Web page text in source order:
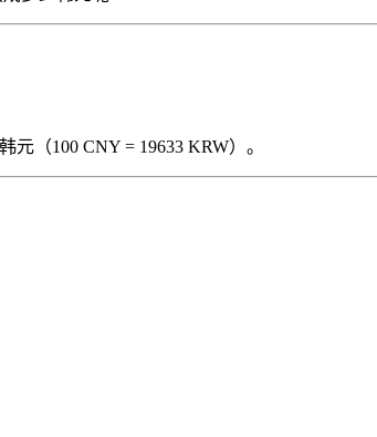
（100 CNY = 19633 KRW）。